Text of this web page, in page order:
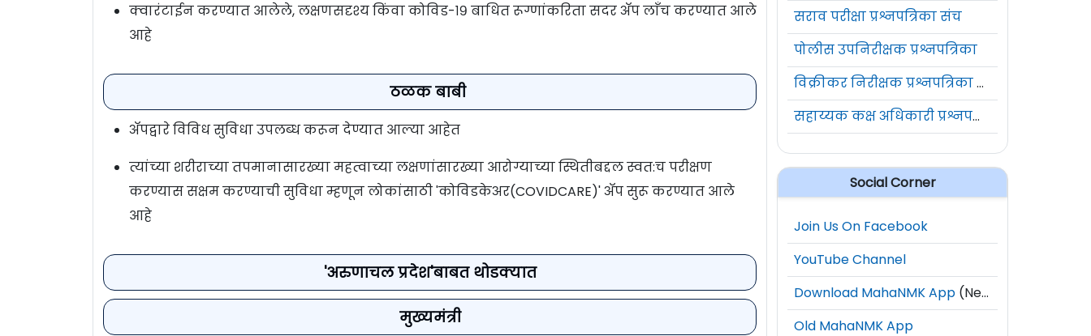
क्वारंटाईन करण्यात आलेले, लक्षणसदृश्य किंवा कोविड-१९ बाधित रूग्णांकरिता सदर अ‍ॅप लाँच करण्यात आले
आहे
ठळक बाबी
अ‍ॅपद्वारे विविध सुविधा उपलब्ध करून देण्यात आल्या आहेत
त्यांच्या शरीराच्या तपमानासारख्या महत्वाच्या लक्षणांसारख्या आरोग्याच्या स्थितीबद्दल स्वत:च परीक्षण
करण्यास सक्षम करण्याची सुविधा म्हणून लोकांसाठी 'कोविडकेअर(COVIDCARE)' अ‍ॅप सुरू करण्यात आले
आहे
'अरुणाचल प्रदेश'बाबत थोडक्यात
मुख्यमंत्री
सराव परीक्षा प्रश्नपत्रिका संच
पोलीस उपनिरीक्षक प्रश्नपत्रिका
विक्रीकर निरीक्षक प्रश्नपत्रिका संच
सहाय्यक कक्ष अधिकारी प्रश्नपत्रिका संच
Social Corner
Join Us On Facebook
YouTube Channel
Download MahaNMK App (New)
Old MahaNMK App